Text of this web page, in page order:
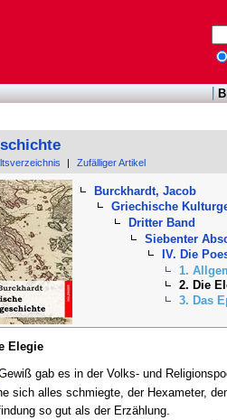
Zufälliger Artikel
Burckhardt, Jacob
Griechische
Dritter Band
Siebenter
IV. Die
1.
2. Die
3. Das
Elegie
gab es in der Volks- und
sich alles schmiegte, der Hexameter,
so gut als der Erzählung.